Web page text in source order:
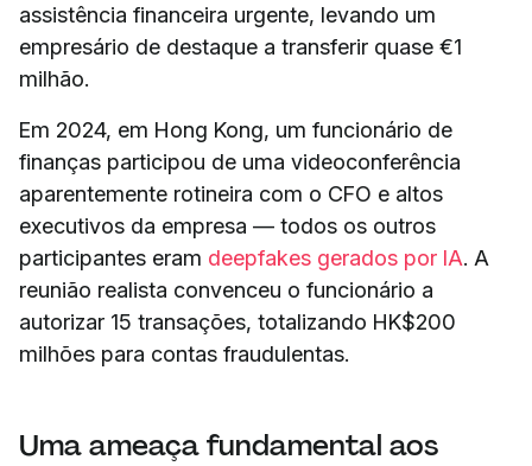
assistência financeira urgente, levando um
empresário de destaque a transferir quase €1
milhão.
Em 2024, em Hong Kong, um funcionário de
finanças participou de uma videoconferência
aparentemente rotineira com o CFO e altos
executivos da empresa — todos os outros
participantes eram deepfakes gerados por IA. A
reunião realista convenceu o funcionário a
autorizar 15 transações, totalizando HK$200
milhões para contas fraudulentas.
Uma ameaça fundamental aos